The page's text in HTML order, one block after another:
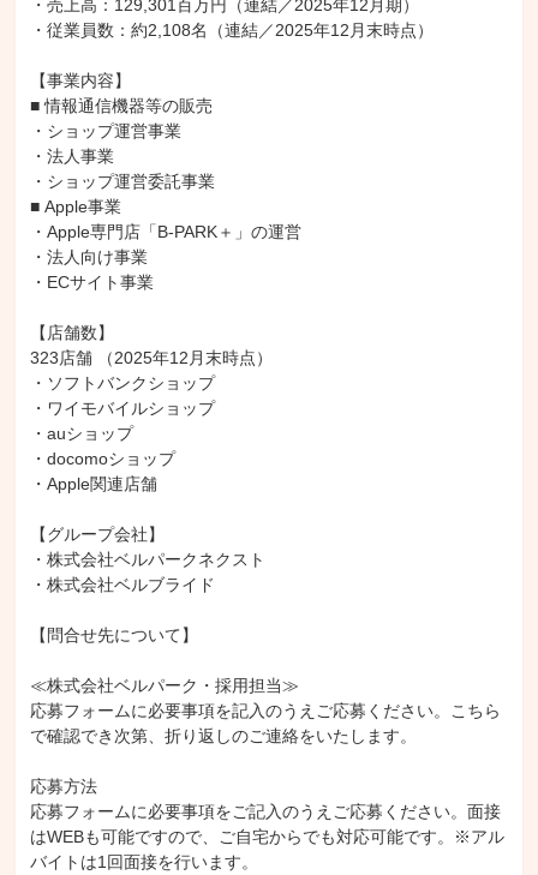
・売上高：129,301百万円（連結／2025年12月期）
・従業員数：約2,108名（連結／2025年12月末時点）
【事業内容】
■ 情報通信機器等の販売
・ショップ運営事業
・法人事業
・ショップ運営委託事業
■ Apple事業
・Apple専門店「B-PARK＋」の運営
・法人向け事業
・ECサイト事業
【店舗数】
323店舗 （2025年12月末時点）
・ソフトバンクショップ
・ワイモバイルショップ
・auショップ
・docomoショップ
・Apple関連店舗
【グループ会社】
・株式会社ベルパークネクスト
・株式会社ベルブライド
【問合せ先について】
≪株式会社ベルパーク・採用担当≫
応募フォームに必要事項を記入のうえご応募ください。こちら
で確認でき次第、折り返しのご連絡をいたします。
応募方法
応募フォームに必要事項をご記入のうえご応募ください。面接
はWEBも可能ですので、ご自宅からでも対応可能です。※アル
バイトは1回面接を行います。